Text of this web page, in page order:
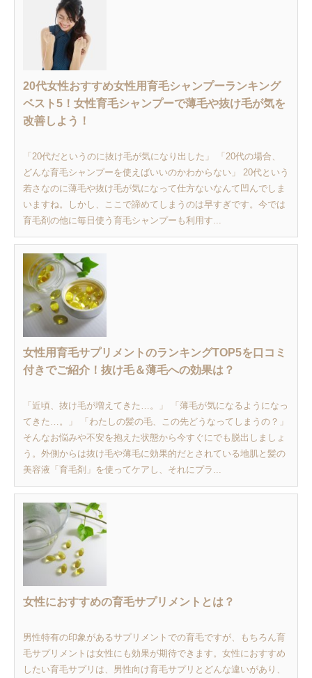
20代女性おすすめ女性用育毛シャンプーランキング
ベスト5！女性育毛シャンプーで薄毛や抜け毛が気を
改善しよう！
「20代だというのに抜け毛が気になり出した」 「20代の場合、
どんな育毛シャンプーを使えばいいのかわからない」 20代という
若さなのに薄毛や抜け毛が気になって仕方ないなんて凹んでしま
いますね。しかし、ここで諦めてしまうのは早すぎです。今では
育毛剤の他に毎日使う育毛シャンプーも利用す...
女性用育毛サプリメントのランキングTOP5を口コミ
付きでご紹介！抜け毛＆薄毛への効果は？
「近頃、抜け毛が増えてきた…。」 「薄毛が気になるようになっ
てきた…。」 「わたしの髪の毛、この先どうなってしまうの？」
そんなお悩みや不安を抱えた状態から今すぐにでも脱出しましょ
う。外側からは抜け毛や薄毛に効果的だとされている地肌と髪の
美容液「育毛剤」を使ってケアし、それにプラ...
女性におすすめの育毛サプリメントとは？
男性特有の印象があるサプリメントでの育毛ですが、もちろん育
毛サプリメントは女性にも効果が期待できます。女性におすすめ
したい育毛サプリは、男性向け育毛サプリとどんな違いがあり、